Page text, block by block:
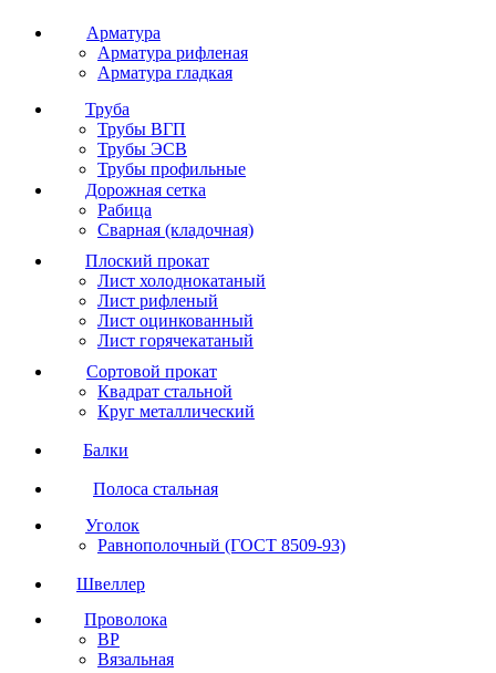
Арматура
Арматура рифленая
Арматура гладкая
Труба
Трубы ВГП
Трубы ЭСВ
Трубы профильные
Дорожная сетка
Рабица
Сварная (кладочная)
Плоский прокат
Лист холоднокатаный
Лист рифленый
Лист оцинкованный
Лист горячекатаный
Сортовой прокат
Квадрат стальной
Круг металлический
Балки
Полоса стальная
Уголок
Равнополочный (ГОСТ 8509-93)
Швеллер
Проволока
ВР
Вязальная